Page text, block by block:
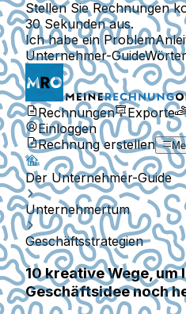
Stellen Sie Rechnungen
30 Sekunden aus.
Ich habe ein Problem
Unternehmer-Guide
Rechnungen Exporte
Einloggen
Rechnung erstellen
Der Unternehmer-Guide
Unternehmertum
Geschäftsstrategien
10 kreative Wege,
Geschäftsidee noch